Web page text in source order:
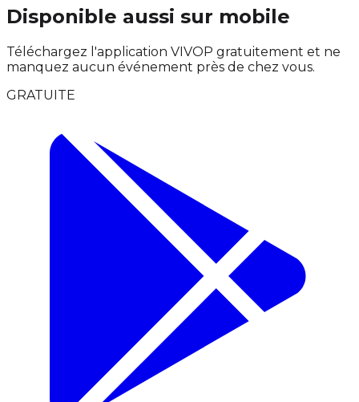
Disponible aussi sur mobile
Téléchargez l'application VIVOP gratuitement et ne
manquez aucun événement près de chez vous.
GRATUITE